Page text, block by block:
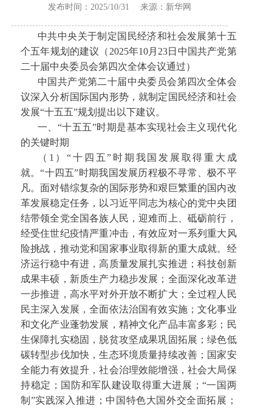
发布时间：2025/10/31 来源：新华网
中共中央关于制定国民经济和社会发展第十五
个五年规划的建议（2025年10月23日中国共产党第
二十届中央委员会第四次全体会议通过）
中国共产党第二十届中央委员会第四次全体会
议深入分析国际国内形势，就制定国民经济和社会
发展“十五五”规划提出以下建议。
一、“十五五”时期是基本实现社会主义现代化
的关键时期
（1）“十四五”时期我国发展取得重大成
就。“十四五”时期我国发展历程极不寻常、极不平
凡。面对错综复杂的国际形势和艰巨繁重的国内改
革发展稳定任务，以习近平同志为核心的党中央团
结带领全党全国各族人民，迎难而上、砥砺前行，
经受住世纪疫情严重冲击，有效应对一系列重大风
险挑战，推动党和国家事业取得新的重大成就。经
济运行稳中有进，高质量发展扎实推进；科技创新
成果丰硕，新质生产力稳步发展；全面深化改革进
一步推进，高水平对外开放不断扩大；全过程人民
民主深入发展，全面依法治国有效实施；文化事业
和文化产业蓬勃发展，精神文化产品丰富多彩；民
生保障扎实稳固，脱贫攻坚成果巩固拓展；绿色低
碳转型步伐加快，生态环境质量持续改善；国家安
全能力有效提升，社会治理效能增强，社会大局保
持稳定；国防和军队建设取得重大进展；“一国两
制”实践深入推进；中国特色大国外交全面拓展；